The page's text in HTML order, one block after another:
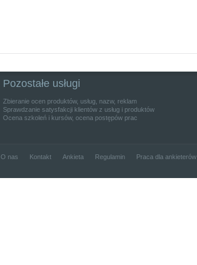
Pozostałe usługi
Zbieranie ocen produktów, usług, nazw, reklam
Sprawdzanie satysfakcji klientów z usług i produktów
Ocena szkoleń i kursów, ocena postępów prac
O nas Kontakt Ankieta Regulamin Praca dla ankieterów